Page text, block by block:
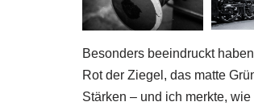
Besonders beeindruckt
Rot der Ziegel, das matte
Stärken – und ich merkte,